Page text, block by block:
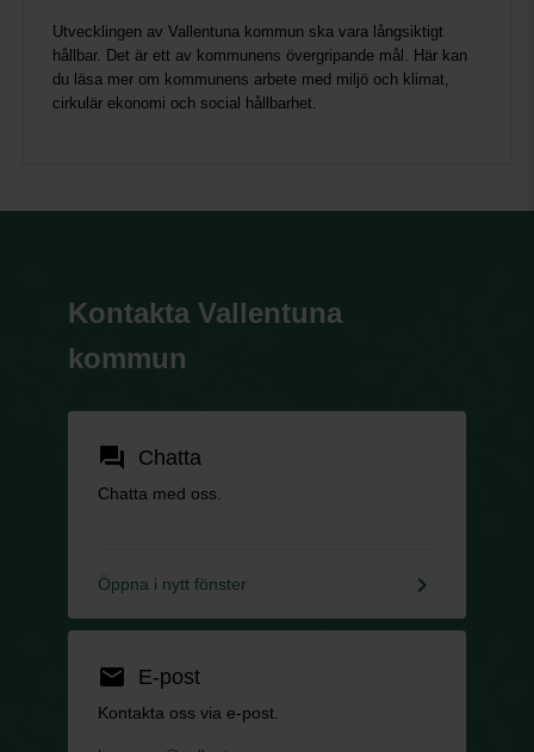
Utvecklingen av Vallentuna kommun ska vara långsiktigt
hållbar. Det är ett av kommunens övergripande mål. Här kan
du läsa mer om kommunens arbete med miljö och klimat,
cirkulär ekonomi och social hållbarhet.
Kontakta Vallentuna
kommun
forum Chatta
Chatta med oss.
Öppna i nytt fönster keyboard_arrow_right
email E-post
Kontakta oss via e-post.